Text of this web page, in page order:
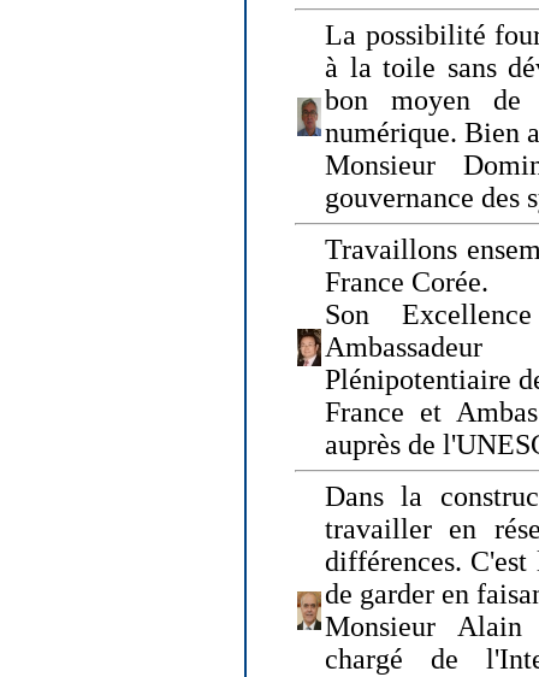
La possibilité
à la toile sans
bon moyen de
numérique. Bien
Monsieur
gouvernance des
Travaillons
France Corée.
Son
Plénipotentiaire
France et
auprès de
Dans la
travailler en
différences.
de garder en
Monsieur Alain
chargé de